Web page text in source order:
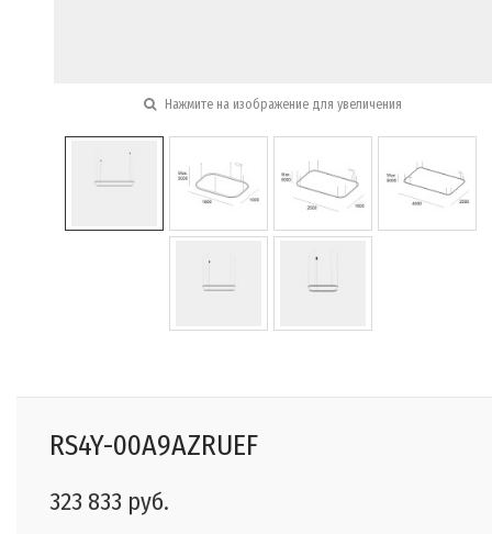
Нажмите на изображение для увеличения
RS4Y-00A9AZRUEF
323 833 руб.